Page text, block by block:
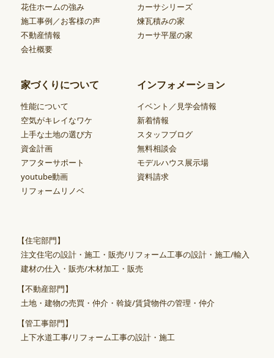
花住ホームの強み
施工事例／お客様の声
不動産情報
会社概要
カーサシリーズ
煉瓦積みの家
カーサ平屋の家
家づくりについて
性能について
空気がキレイなワケ
上手な土地の選び方
資金計画
アフターサポート
youtube動画
リフォームリノベ
インフォメーション
イベント／見学会情報
新着情報
スタッフブログ
無料相談会
モデルハウス展示場
資料請求
【住宅部門】
注文住宅の設計・施工・販売/リフォーム工事の設計・施工/輸入
建材の仕入・販売/木材加工・販売
【不動産部門】
土地・建物の売買・仲介・斡旋/賃貸物件の管理・仲介
【管工事部門】
上下水道工事/リフォーム工事の設計・施工